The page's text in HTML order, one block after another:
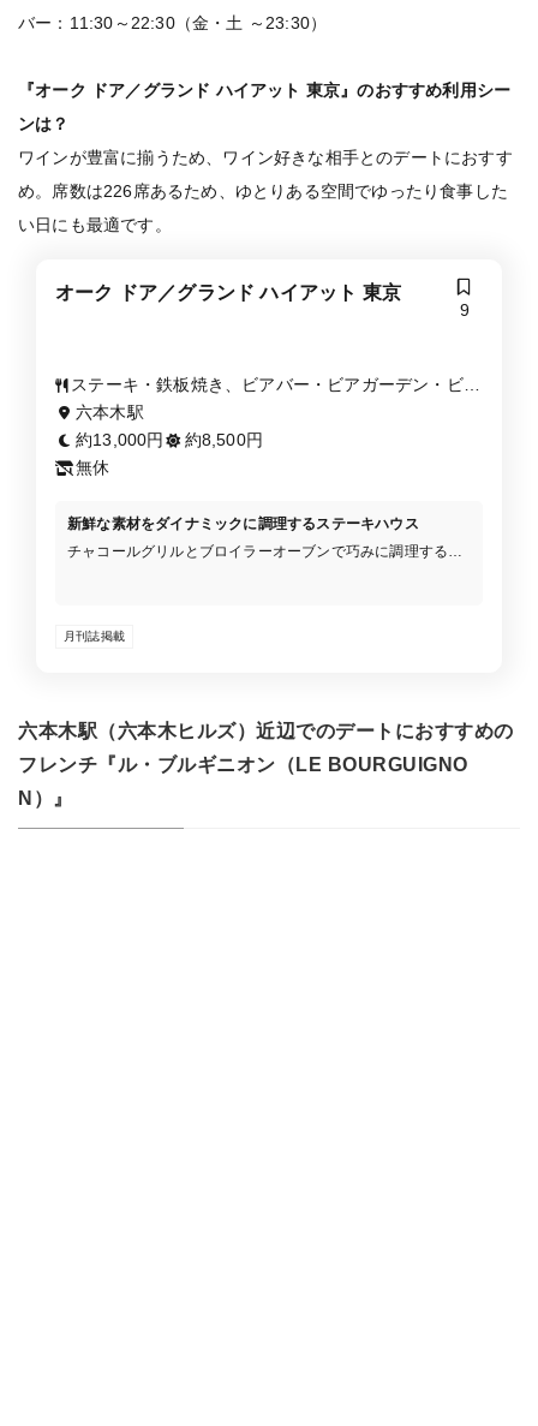
バー：11:30～22:30（金・土 ～23:30）
『オーク ドア／グランド ハイアット 東京』のおすすめ利用シー
ンは？
ワインが豊富に揃うため、ワイン好きな相手とのデートにおすす
め。席数は226席あるため、ゆとりある空間でゆったり食事した
い日にも最適です。
オーク ドア／グランド ハイアット 東京
9
ステーキ・鉄板焼き、ビアバー・ビアガーデン・ビア
ホール、ハンバーガー
六本木駅
約13,000円
約8,500円
無休
新鮮な素材をダイナミックに調理するステーキハウス
チャコールグリルとブロイラーオーブンで巧みに調理する極
ください。 テラス席、ポール・シン・ボール氏の絵画が楽し
月刊誌掲載
六本木駅（六本木ヒルズ）近辺でのデートにおすすめの
フレンチ『ル・ブルギニオン（LE BOURGUIGNO
N）』